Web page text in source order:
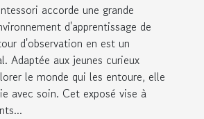
accorde une grande
d'apprentissage de
d'observation en est un
Adaptée aux jeunes curieux
le monde qui les entoure, elle
avec soin. Cet exposé vise à